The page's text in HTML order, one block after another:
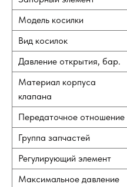
Модель косилки
Вид косилок
Давление открытия, бар.
Материал корпуса
клапана
Передаточное отношение
Группа запчастей
Регулирующий элемент
Максимальное давление